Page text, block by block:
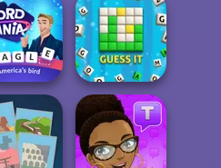
Haven Bubble Letters
Mania Guess It